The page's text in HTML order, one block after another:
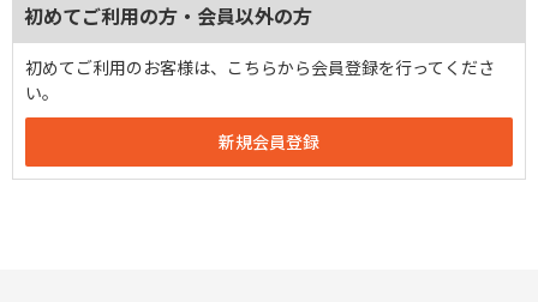
初めてご利用の方・会員以外の方
初めてご利用のお客様は、こちらから会員登録を行ってくださ
い。